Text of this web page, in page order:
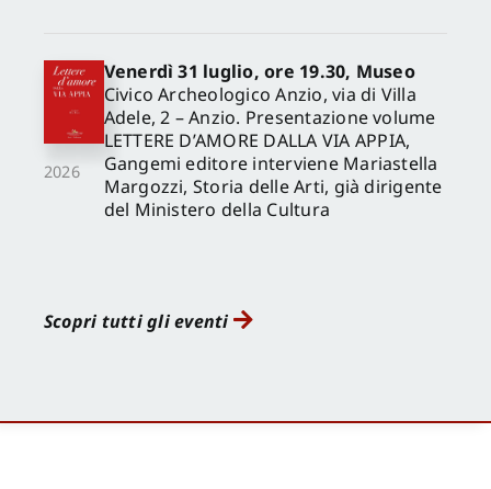
2026
Venerdì 31 luglio, ore 19.30, Museo
Civico Archeologico Anzio, via di Villa
Adele, 2 – Anzio. Presentazione volume
LETTERE D’AMORE DALLA VIA APPIA,
Gangemi editore interviene Mariastella
Margozzi, Storia delle Arti, già dirigente
del Ministero della Cultura
Scopri tutti gli eventi